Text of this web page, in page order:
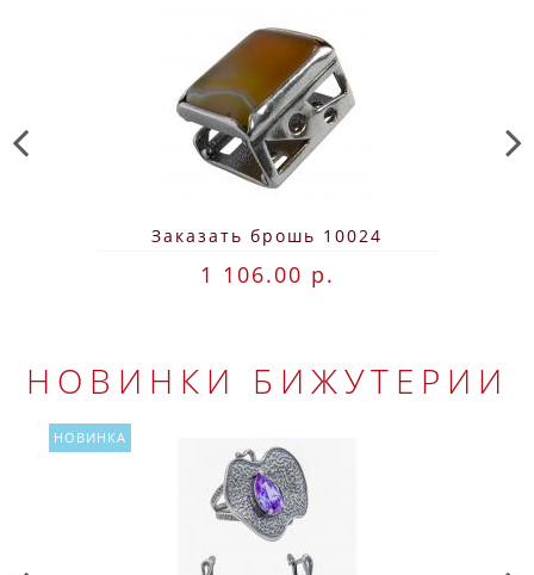
Заказать брошь 10024
1 106.00 р.
НОВИНКИ БИЖУТЕРИИ
НОВИНКА